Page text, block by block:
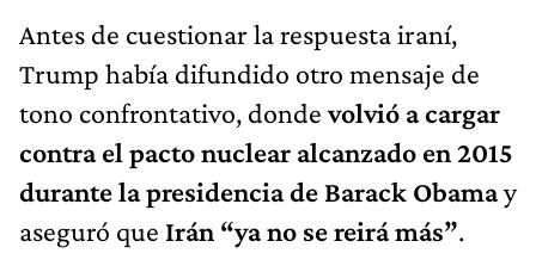
Antes de cuestionar la respuesta iraní,
Trump había difundido otro mensaje de
tono confrontativo, dondevolvió a cargar
contra el pacto nuclear alcanzado en 2015
durante la presidencia de Barack Obamay
aseguró que Irán “ya no se reirá más”.